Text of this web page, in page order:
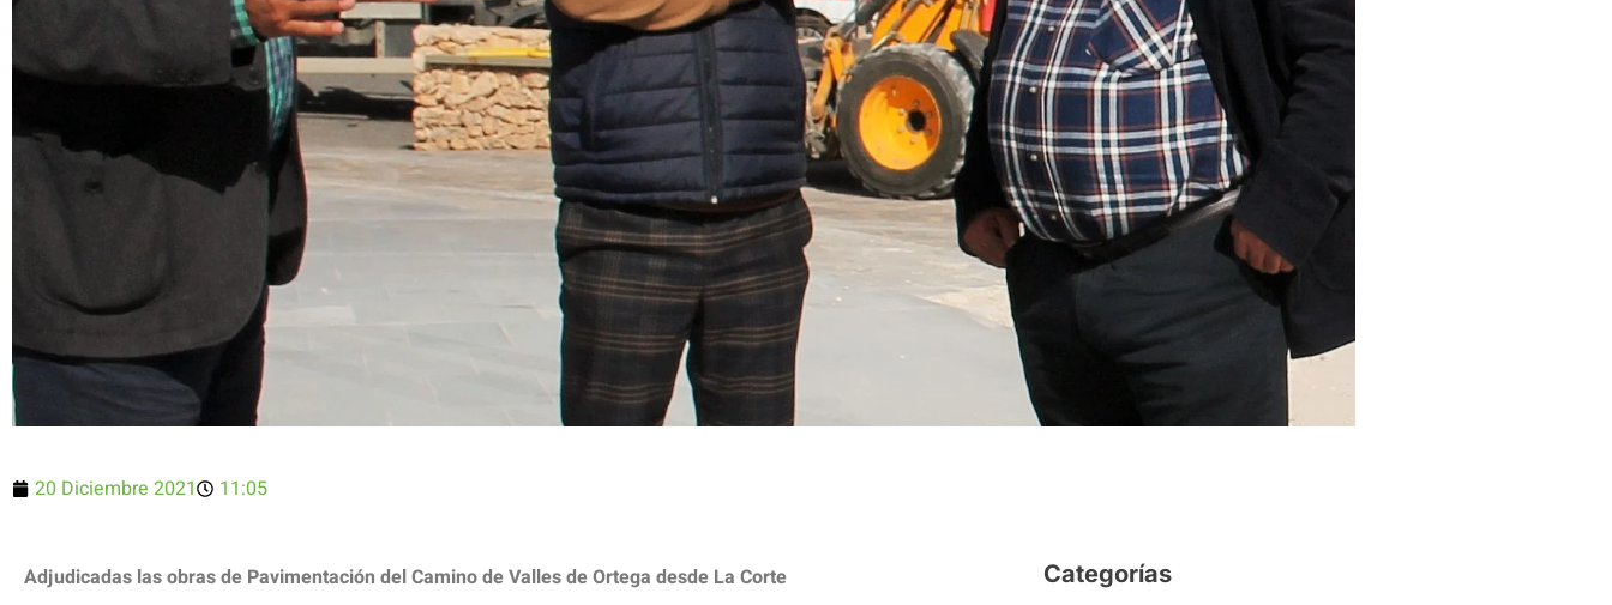
20 Diciembre 2021 11:05
Adjudicadas las obras de Pavimentación del Camino de Valles de Ortega desde La Corte
Categorías